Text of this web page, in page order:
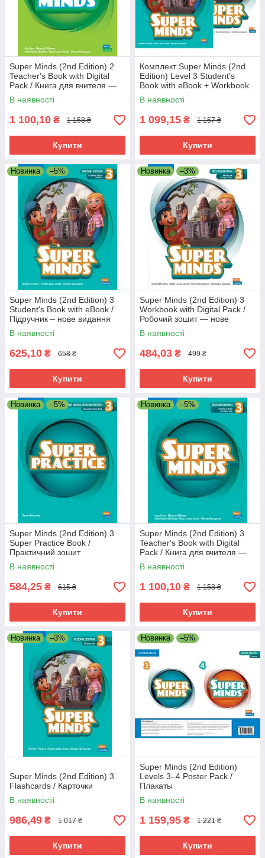
Super Minds (2nd Edition) 2
Teacher's Book with Digital
Pack / Книга для вчителя —
нове видання
В наявності
1 100,10 ₴ 1 158 ₴
Купити
Комплект Super Minds (2nd
Edition) Level 3 Student's
Book with eBook + Workbook
(Підручник + зошит)
В наявності
1 099,15 ₴ 1 157 ₴
Купити
Новинка –5%
Super Minds (2nd Edition) 3
Student's Book with eBook /
Підручник – нове видання
В наявності
625,10 ₴ 658 ₴
Купити
Новинка –3%
Super Minds (2nd Edition) 3
Workbook with Digital Pack /
Робочий зошит — нове
видання
В наявності
484,03 ₴ 499 ₴
Купити
Новинка –5%
Super Minds (2nd Edition) 3
Super Practice Book /
Практичний зошит
В наявності
584,25 ₴ 615 ₴
Купити
Новинка –5%
Super Minds (2nd Edition) 3
Teacher's Book with Digital
Pack / Книга для вчителя —
нове видання
В наявності
1 100,10 ₴ 1 158 ₴
Купити
Новинка –3%
Super Minds (2nd Edition) 3
Flashcards / Карточки
В наявності
986,49 ₴ 1 017 ₴
Купити
Новинка –5%
Super Minds (2nd Edition)
Levels 3–4 Poster Pack /
Плакаты
В наявності
1 159,95 ₴ 1 221 ₴
Купити